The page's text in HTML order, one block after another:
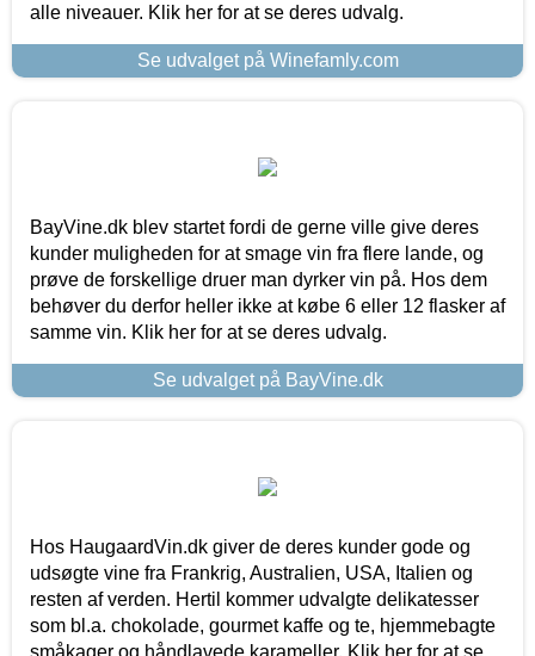
alle niveauer. Klik her for at se deres udvalg.
Se udvalget på Winefamly.com
BayVine.dk blev startet fordi de gerne ville give deres
kunder muligheden for at smage vin fra flere lande, og
prøve de forskellige druer man dyrker vin på. Hos dem
behøver du derfor heller ikke at købe 6 eller 12 flasker af
samme vin. Klik her for at se deres udvalg.
Se udvalget på BayVine.dk
Hos HaugaardVin.dk giver de deres kunder gode og
udsøgte vine fra Frankrig, Australien, USA, Italien og
resten af verden. Hertil kommer udvalgte delikatesser
som bl.a. chokolade, gourmet kaffe og te, hjemmebagte
småkager og håndlavede karameller. Klik her for at se